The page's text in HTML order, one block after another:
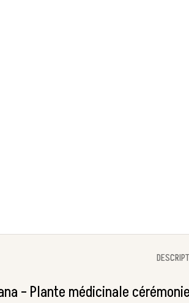
– Plante médicinale